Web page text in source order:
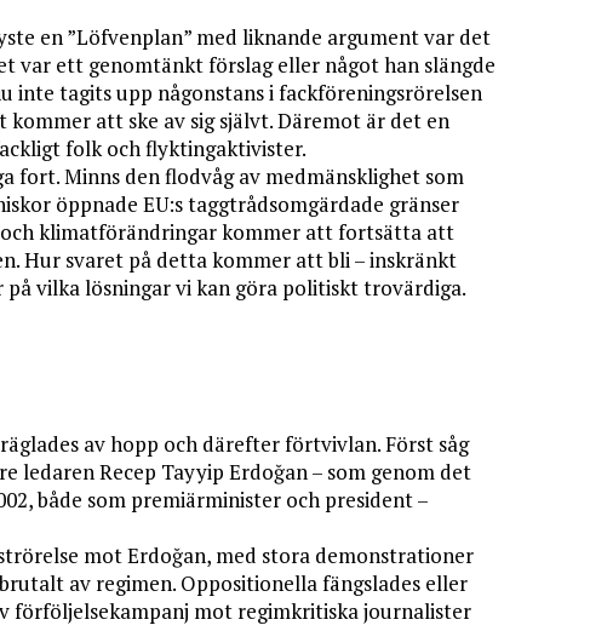
en ”Löfvenplan” med liknande argument var det
var ett genomtänkt förslag eller något han slängde
inte tagits upp någonstans i fackföreningsrörelsen
att ske av sig självt. Däremot är det en
folk och flyktingaktivister.
fort. Minns den flodvåg av medmänsklighet som
öppnade EU:s taggtrådsomgärdade gränser
klimatförändringar kommer att fortsätta att
Hur svaret på detta kommer att bli – inskränkt
vilka lösningar vi kan göra politiskt trovärdiga.
av hopp och därefter förtvivlan. Först såg
Recep Tayyip Erdoğan – som genom det
både som premiärminister och president –
mot Erdoğan, med stora demonstrationer
av regimen. Oppositionella fängslades eller
förföljelsekampanj mot regimkritiska journalister